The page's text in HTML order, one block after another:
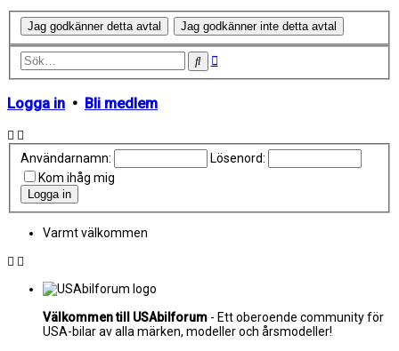
SökAvancerad
Logga in • Bli medlem
Användarnamn:
Lösenord:
Kom ihåg mig
Varmt välkommen
Välkommen till USAbilforum - Ett oberoende community för
USA-bilar av alla märken, modeller och årsmodeller!